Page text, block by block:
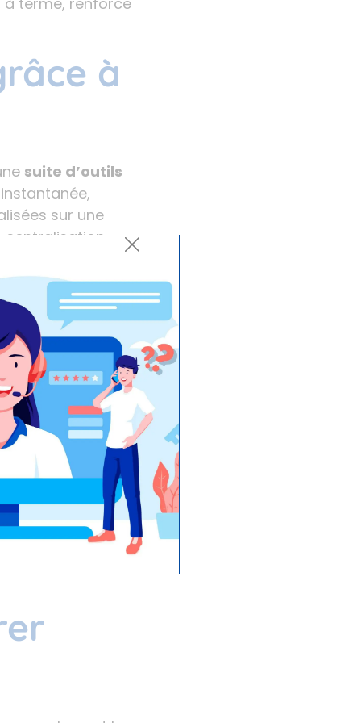
à
suite d’outils
sur une
centralisation
de réagir
à la fois
utilisé. En
sociaux,
et enregistrée.
nécessaires